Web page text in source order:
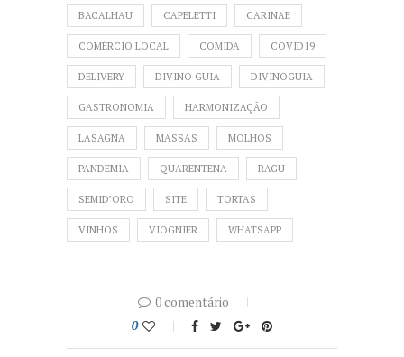
BACALHAU CAPELETTI CARINAE
COMÉRCIO LOCAL COMIDA COVID19
DELIVERY DIVINO GUIA DIVINOGUIA
GASTRONOMIA HARMONIZAÇÃO
LASAGNA MASSAS MOLHOS
PANDEMIA QUARENTENA RAGU
SEMID’ORO SITE TORTAS
VINHOS VIOGNIER WHATSAPP
0 comentário
0